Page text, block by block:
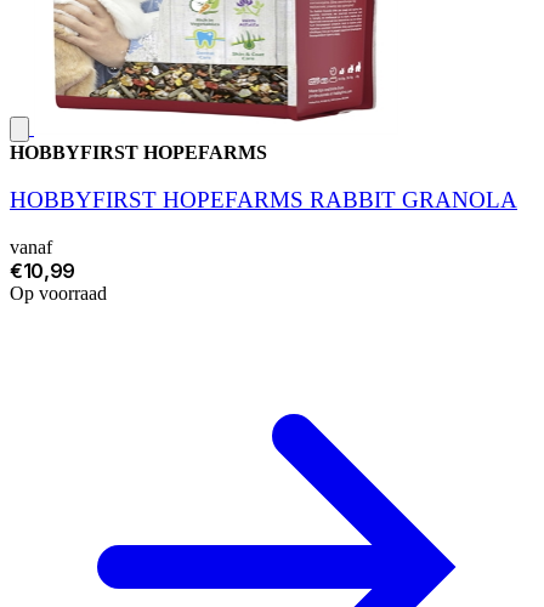
HOBBYFIRST HOPEFARMS
HOBBYFIRST HOPEFARMS RABBIT GRANOLA
vanaf
€10,99
Op voorraad